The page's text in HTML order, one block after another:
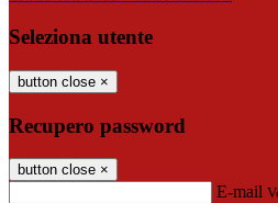
Seleziona utente
button close ×
Recupero password
button close ×
E-mail